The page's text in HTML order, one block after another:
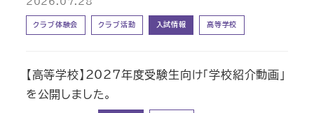
クラブ体験会 クラブ活動 入試情報 高等学校
【高等学校】2027年度受験生向け「学校紹介動画」
を公開しました。